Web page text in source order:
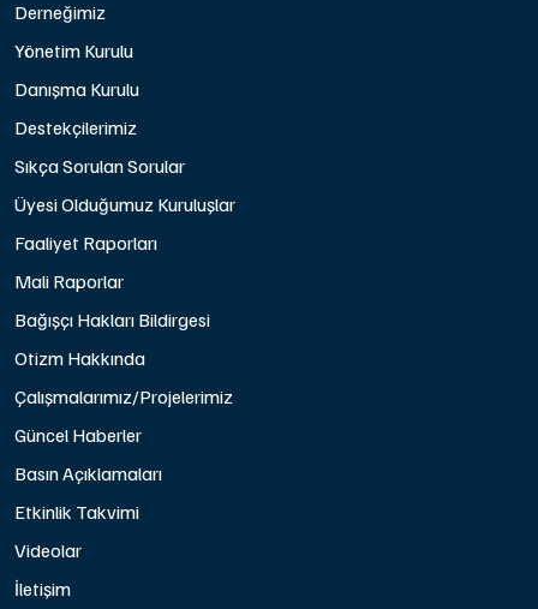
Derneğimiz
Yönetim Kurulu
Danışma Kurulu
Destekçilerimiz
Sıkça Sorulan Sorular
Üyesi Olduğumuz Kuruluşlar
Faaliyet Raporları
Mali Raporlar
Bağışçı Hakları Bildirgesi
Otizm Hakkında
Çalışmalarımız/Projelerimiz
Güncel Haberler
Basın Açıklamaları
Etkinlik Takvimi
Videolar
İletişim